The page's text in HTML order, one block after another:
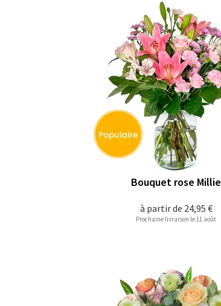
à partir de 24,95 €
Bouquet rose Millie
Prochaine livraison le 11 août